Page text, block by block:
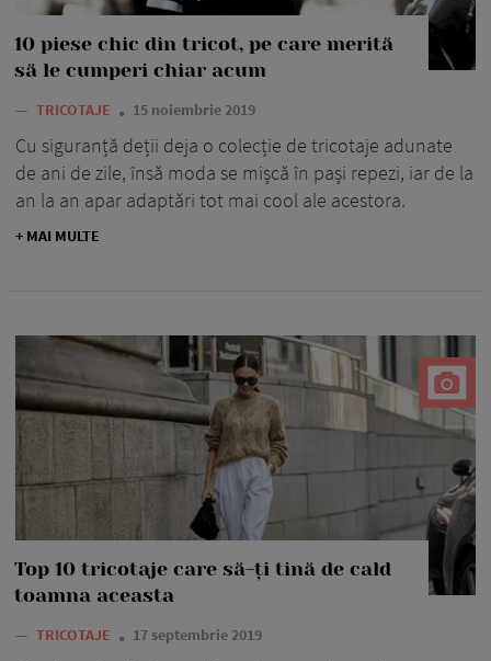
10 piese chic din tricot, pe care merită
să le cumperi chiar acum
— TRICOTAJE 15 noiembrie 2019
Cu siguranță deții deja o colecție de tricotaje adunate
de ani de zile, însă moda se mișcă în pași repezi, iar de la
an la an apar adaptări tot mai cool ale acestora.
+ MAI MULTE
Top 10 tricotaje care să-ți tină de cald
toamna aceasta
— TRICOTAJE 17 septembrie 2019